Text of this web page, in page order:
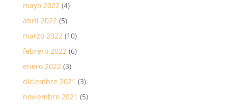
mayo 2022(4)
abril 2022(5)
marzo 2022(10)
febrero 2022(6)
enero 2022(3)
diciembre 2021 (3)
noviembre 2021 (5)